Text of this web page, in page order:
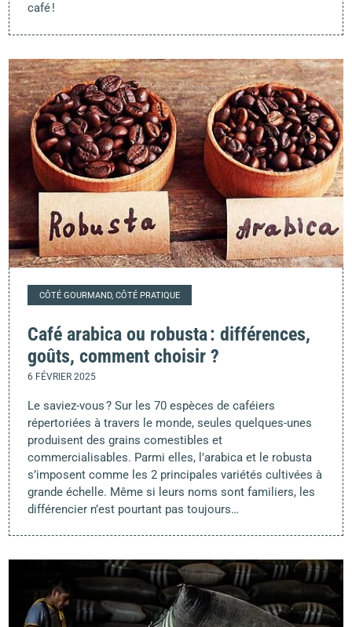
café !
CÔTÉ GOURMAND, CÔTÉ PRATIQUE
Café arabica ou robusta : différences,
goûts, comment choisir ?
6 FÉVRIER 2025
Le saviez-vous ? Sur les 70 espèces de caféiers
répertoriées à travers le monde, seules quelques-unes
produisent des grains comestibles et
commercialisables. Parmi elles, l’arabica et le robusta
s’imposent comme les 2 principales variétés cultivées à
grande échelle. Même si leurs noms sont familiers, les
différencier n’est pourtant pas toujours…